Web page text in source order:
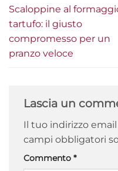
Scaloppine al
tartufo: il giusto
compromesso per un
pranzo veloce
Lascia un
Il tuo indirizzo
campi obbligatori
Commento *